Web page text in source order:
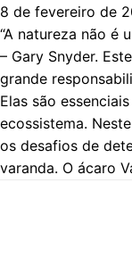
8 de fevereiro de
“A natureza não é
– Gary Snyder.
grande
Elas são
ecossistema.
os desafios de
varanda. O ácaro